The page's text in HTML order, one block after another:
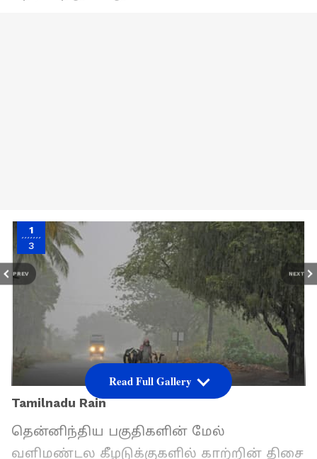
PREV NEXT
1
3
Tamilnadu Rain
தென்னிந்திய பகுதிகளின் மேல்
வளிமண்டல கீழடுக்குகளில் காற்றின் திசை
Read Full Gallery